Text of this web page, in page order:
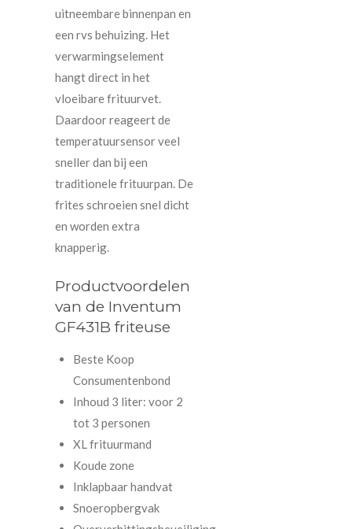
uitneembare binnenpan en
een rvs behuizing. Het
verwarmingselement
hangt direct in het
vloeibare frituurvet.
Daardoor reageert de
temperatuursensor veel
sneller dan bij een
traditionele frituurpan. De
frites schroeien snel dicht
en worden extra
knapperig.
Productvoordelen
van de Inventum
GF431B friteuse
Beste Koop
Consumentenbond
Inhoud 3 liter: voor 2
tot 3 personen
XL frituurmand
Koude zone
Inklapbaar handvat
Snoeropbergvak